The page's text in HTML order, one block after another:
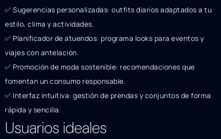
✅ Sugerencias personalizadas: outfits diarios adaptados a tu
estilo, clima y actividades.
✅ Planificador de atuendos: programa looks para eventos y
viajes con antelación.
✅ Promoción de moda sostenible: recomendaciones que
fomentan un consumo responsable.
✅ Interfaz intuitiva: gestión de prendas y conjuntos de forma
rápida y sencilla.
Usuarios ideales